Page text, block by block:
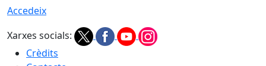
Accedeix
Xarxes socials:
Crèdits